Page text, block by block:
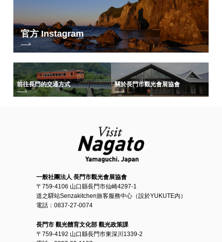
官方 Instagram
前往長門的交通方式 關於長門市觀光會展協會
一般社團法人 長門市觀光會展協會
〒759-4106 山口縣長門市仙崎4297-1
道之驛站Senzakitchen旅客服務中心（設於YUKUTE內）
電話：0837-27-0074
長門市 觀光體育文化部 觀光政策課
〒759-4192 山口縣長門市東深川1339-2